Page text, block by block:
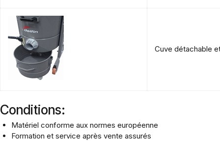
Cuve détachable
Conditions:
Matériel conforme aux normes européenne
Formation et service après vente assurés